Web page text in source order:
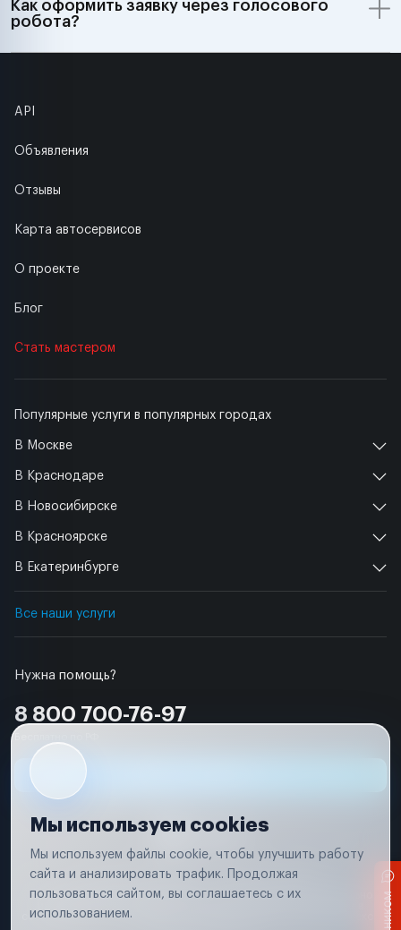
Как оформить заявку через голосового
робота?
Нужна помощь?
8 800 700-76-97
Популярные услуги в популярных городах
В Москве
В Краснодаре
В Новосибирске
В Красноярске
В Екатеринбурге
Все наши услуги
API
Объявления
Отзывы
Карта автосервисов
О проекте
Блог
Стать мастером
Условия использования
Удаление аккаунта
Вся информация, представленная на сайте, носит исключительно
соответствии с положениями статьи 437 (п. 2) Гражданского кодекса
Мы используем cookies
Мы используем файлы cookie, чтобы улучшить работу
сайта и анализировать трафик. Продолжая
пользоваться сайтом, вы соглашаетесь с их
использованием.